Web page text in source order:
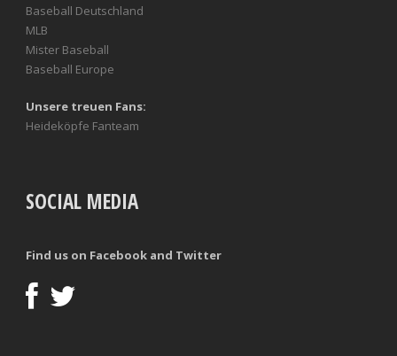
Baseball Deutschland
MLB
Mister Baseball
Baseball Europe
Unsere treuen Fans:
Heideköpfe Fanteam
SOCIAL MEDIA
Find us on Facebook and Twitter